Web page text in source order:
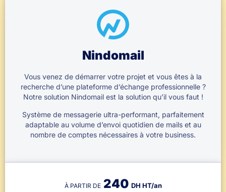
Nindomail
Vous venez de démarrer votre projet et vous êtes à la
recherche d’une plateforme d’échange professionnelle ?
Notre solution Nindomail est la solution qu’il vous faut !
Système de messagerie ultra-performant, parfaitement
adaptable au volume d’envoi quotidien de mails et au
nombre de comptes nécessaires à votre business.
À PARTIR DE 240 DH HT/an